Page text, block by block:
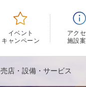
イベント
キャンペーン
アク
施設
売店・設備・サービス